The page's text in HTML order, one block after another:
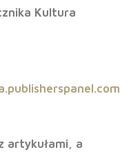
Kultura
artykułami, a